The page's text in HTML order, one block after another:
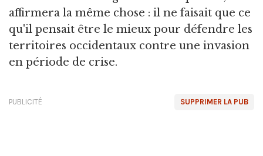
affirmera la même chose : il ne faisait que ce
qu'il pensait être le mieux pour défendre les
territoires occidentaux contre une invasion
en période de crise.
SUPPRIMER LA PUB
PUBLICITÉ